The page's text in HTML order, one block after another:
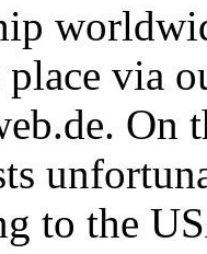
via
On
to the